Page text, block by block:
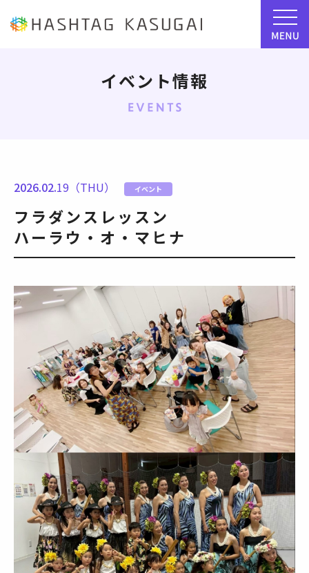
イベント情報
2026.02.19（THU） イベント
フラダンスレッスン
ハーラウ・オ・マヒナ